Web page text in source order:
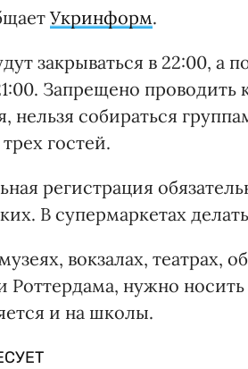
Укринформ.
закрываться в 22:00, а
Запрещено
нельзя собираться
гостей.
регистрация
В супермаркетах
вокзалах, театрах,
Роттердама, нужно
и на школы.